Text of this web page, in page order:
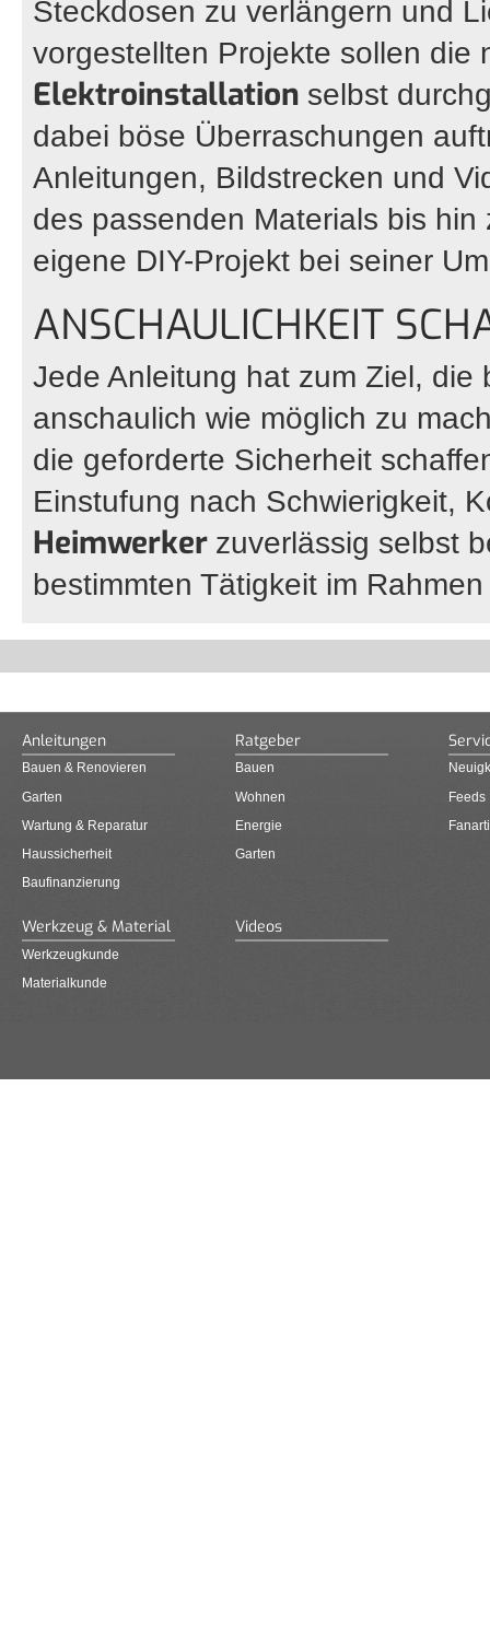
Steckdosen zu verlängern und
vorgestellten Projekte sollen die
Elektroinstallation selbst
dabei böse Überraschungen
Anleitungen, Bildstrecken und
des passenden Materials bis
eigene DIY-Projekt bei seiner
ANSCHAULICHKEIT
Jede Anleitung hat zum Ziel,
anschaulich wie möglich zu
die geforderte Sicherheit
Einstufung nach Schwierigkeit,
Heimwerker zuverlässig selbst
bestimmten Tätigkeit im
Anleitungen
Bauen & Renovieren
Garten
Wartung & Reparatur
Haussicherheit
Baufinanzierung
Ratgeber
Bauen
Wohnen
Energie
Garten
Feeds
Werkzeug & Material
Werkzeugkunde
Materialkunde
Videos